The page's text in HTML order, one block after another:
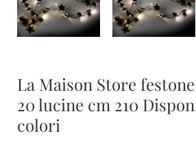
La Maison Store
20 lucine cm 210
colori